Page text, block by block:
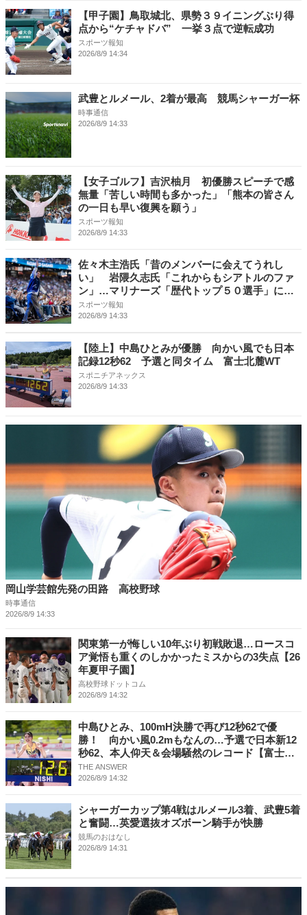
【甲子園】鳥取城北、県勢３９イニングぶり得
点から“ケチャドバ” 一挙３点で逆転成功
スポーツ報知
2026/8/9 14:34
武豊とルメール、2着が最高 競馬シャーガー杯
時事通信
2026/8/9 14:33
【女子ゴルフ】吉沢柚月 初優勝スピーチで感
無量「苦しい時間も多かった」「熊本の皆さん
の一日も早い復興を願う」
スポーツ報知
2026/8/9 14:33
佐々木主浩氏「昔のメンバーに会えてうれし
い」 岩隈久志氏「これからもシアトルのファ
ン」…マリナーズ「歴代トップ５０選手」にイ
チロー氏と日本から３選手選出
スポーツ報知
2026/8/9 14:33
【陸上】中島ひとみが優勝 向かい風でも日本
記録12秒62 予選と同タイム 富士北麓WT
スポニチアネックス
2026/8/9 14:33
岡山学芸館先発の田路 高校野球
時事通信
2026/8/9 14:33
関東第一が悔しい10年ぶり初戦敗退…ロースコ
ア覚悟も重くのしかかったミスからの3失点【26
年夏甲子園】
高校野球ドットコム
2026/8/9 14:32
中島ひとみ、100mH決勝で再び12秒62で優
勝！ 向かい風0.2mもなんの…予選で日本新12
秒62、本人仰天＆会場騒然のレコード【富士北
麓WT】
THE ANSWER
2026/8/9 14:32
シャーガーカップ第4戦はルメール3着、武豊5着
と奮闘…英愛選抜オズボーン騎手が快勝
競馬のおはなし
2026/8/9 14:31